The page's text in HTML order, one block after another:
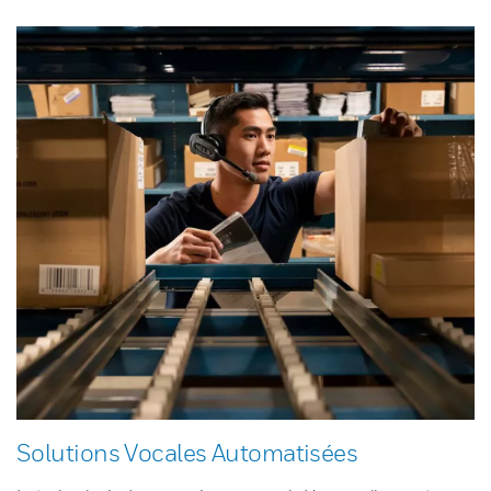
Solutions Vocales Automatisées